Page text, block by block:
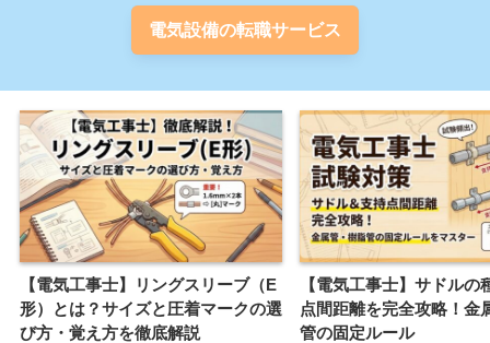
電気設備の転職サービス
【電気工事士】リングスリーブ（E
形）とは？サイズと圧着マークの選
び方・覚え方を徹底解説
【電気工事士】サドルの
点間距離を完全攻略！金
管の固定ルール